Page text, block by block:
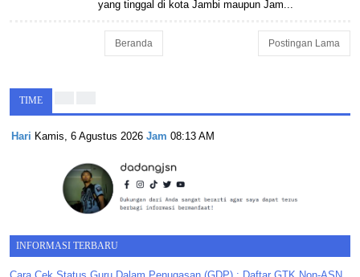
yang tinggal di kota Jambi maupun Jam...
Postingan Lama
Beranda
TIME
Hari Kamis, 6 Agustus 2026 Jam 08:13 AM
INFORMASI TERBARU